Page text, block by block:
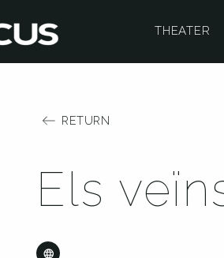
THEATER
RETURN
Els